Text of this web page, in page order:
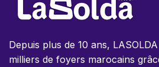
Depuis plus de 10 ans,
milliers de foyers marocains